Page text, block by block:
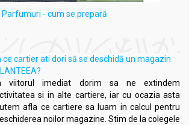
Parfumuri - cum se prepară
ce cartier ati dori să se deschidă un magazin
viitorul imediat dorim sa ne extindem
si in alte cartiere, iar cu ocazia asta
afla ce cartiere sa luam in calcul pentru
noilor magazine. Stim de la colegele